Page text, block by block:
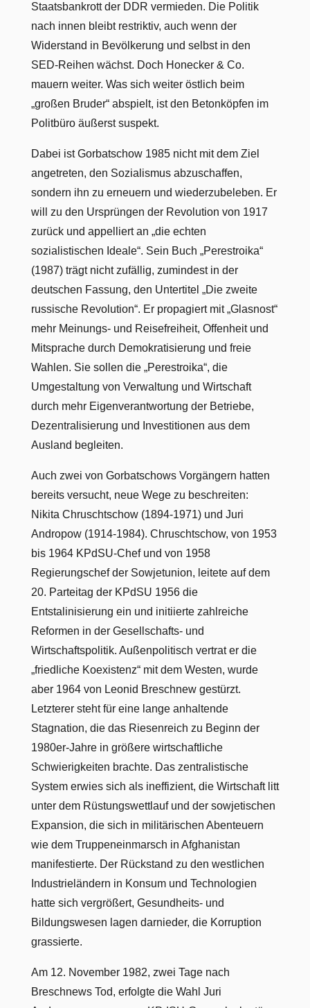
Staatsbankrott der DDR vermieden. Die Politik
nach innen bleibt restriktiv, auch wenn der
Widerstand in Bevölkerung und selbst in den
SED-Reihen wächst. Doch Honecker & Co.
mauern weiter. Was sich weiter östlich beim
„großen Bruder“ abspielt, ist den Betonköpfen im
Politbüro äußerst suspekt.
Dabei ist Gorbatschow 1985 nicht mit dem Ziel
angetreten, den Sozialismus abzuschaffen,
sondern ihn zu erneuern und wiederzubeleben. Er
will zu den Ursprüngen der Revolution von 1917
zurück und appelliert an „die echten
sozialistischen Ideale“. Sein Buch „Perestroika“
(1987) trägt nicht zufällig, zumindest in der
deutschen Fassung, den Untertitel „Die zweite
russische Revolution“. Er propagiert mit „Glasnost“
mehr Meinungs- und Reisefreiheit, Offenheit und
Mitsprache durch Demokratisierung und freie
Wahlen. Sie sollen die „Perestroika“, die
Umgestaltung von Verwaltung und Wirtschaft
durch mehr Eigenverantwortung der Betriebe,
Dezentralisierung und Investitionen aus dem
Ausland begleiten.
Auch zwei von Gorbatschows Vorgängern hatten
bereits versucht, neue Wege zu beschreiten:
Nikita Chruschtschow (1894-1971) und Juri
Andropow (1914-1984). Chruschtschow, von 1953
bis 1964 KPdSU-Chef und von 1958
Regierungschef der Sowjetunion, leitete auf dem
20. Parteitag der KPdSU 1956 die
Entstalinisierung ein und initiierte zahlreiche
Reformen in der Gesellschafts- und
Wirtschaftspolitik. Außenpolitisch vertrat er die
„friedliche Koexistenz“ mit dem Westen, wurde
aber 1964 von Leonid Breschnew gestürzt.
Letzterer steht für eine lange anhaltende
Stagnation, die das Riesenreich zu Beginn der
1980er-Jahre in größere wirtschaftliche
Schwierigkeiten brachte. Das zentralistische
System erwies sich als ineffizient, die Wirtschaft litt
unter dem Rüstungswettlauf und der sowjetischen
Expansion, die sich in militärischen Abenteuern
wie dem Truppeneinmarsch in Afghanistan
manifestierte. Der Rückstand zu den westlichen
Industrieländern in Konsum und Technologien
hatte sich vergrößert, Gesundheits- und
Bildungswesen lagen darnieder, die Korruption
grassierte.
Am 12. November 1982, zwei Tage nach
Breschnews Tod, erfolgte die Wahl Juri